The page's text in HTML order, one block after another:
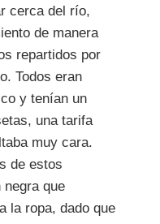
cerca del río,
de manera
repartidos por
Todos eran
y tenían un
una tarifa
muy cara.
de estos
negra que
la ropa, dado que